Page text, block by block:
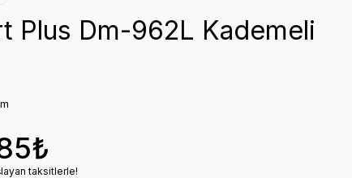
Plus Dm-962L Kademeli
taksitlerle!